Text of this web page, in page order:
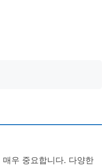
우 중요합니다. 다양한